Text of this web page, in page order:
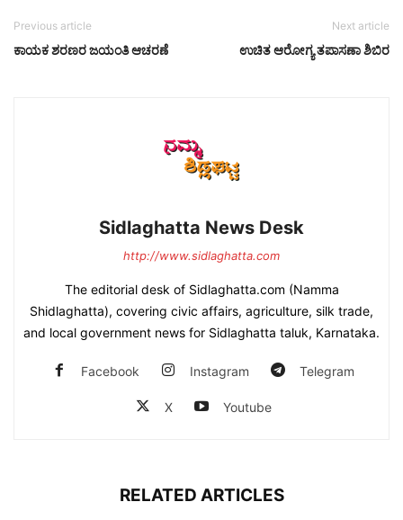
Previous article
ಕಾಯಕ ಶರಣರ ಜಯಂತಿ ಆಚರಣೆ
Next article
ಉಚಿತ ಆರೋಗ್ಯ ತಪಾಸಣಾ ಶಿಬಿರ
Sidlaghatta News Desk
http://www.sidlaghatta.com
The editorial desk of Sidlaghatta.com (Namma
Shidlaghatta), covering civic affairs, agriculture, silk trade,
and local government news for Sidlaghatta taluk, Karnataka.
Facebook Instagram Telegram
X Youtube
RELATED ARTICLES